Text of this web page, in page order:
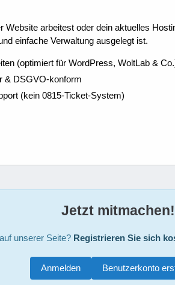
Website arbeitest oder dein aktuelles
einfache Verwaltung ausgelegt ist.
(optimiert für WordPress, WoltLab &
DSGVO-konform
(kein 0815-Ticket-System)
Jetzt mitmachen!
unserer Seite? Registrieren Sie sich
Benutzerkonto
Anmelden